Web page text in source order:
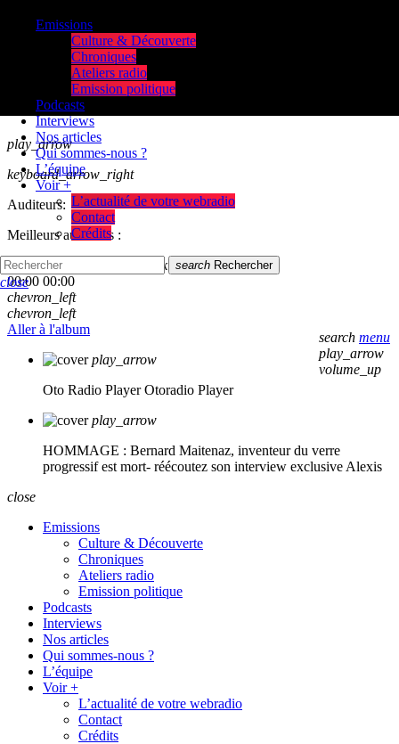
play_arrow
keyboard_arrow_right
Auditeurs:
Meilleurs auditeurs :
skip_previous
skip_next
00:00 00:00
chevron_left
chevron_left
Aller à l'album
play_arrow
Oto Radio Player Otoradio Player
play_arrow
HOMMAGE : Bernard Maitenaz, inventeur du verre
progressif est mort- réécoutez son interview exclusive Alexis
Emissions
Culture & Découverte
Chroniques
Ateliers radio
Emission politique
Podcasts
Interviews
Nos articles
Qui sommes-nous ?
L’équipe
Voir +
L’actualité de votre webradio
Contact
Crédits
search menu
play_arrow
volume_up
search Rechercher
close
close
Emissions
Culture & Découverte
Chroniques
Ateliers radio
Emission politique
Podcasts
Interviews
Nos articles
Qui sommes-nous ?
L’équipe
Voir +
L’actualité de votre webradio
Contact
Crédits